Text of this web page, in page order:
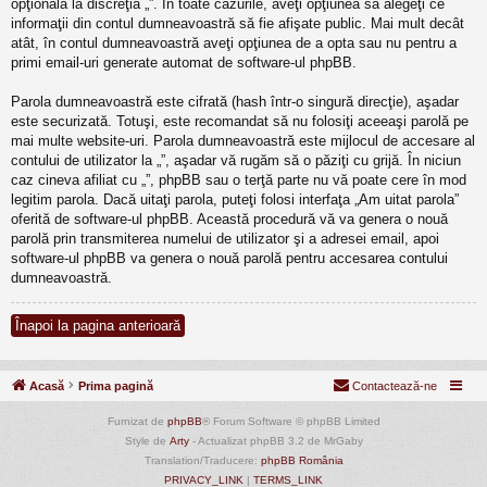
opţională la discreţia „”. În toate cazurile, aveţi opţiunea să alegeţi ce
informaţii din contul dumneavoastră să fie afişate public. Mai mult decât
atât, în contul dumneavoastră aveţi opţiunea de a opta sau nu pentru a
primi email-uri generate automat de software-ul phpBB.
Parola dumneavoastră este cifrată (hash într-o singură direcţie), aşadar
este securizată. Totuşi, este recomandat să nu folosiţi aceeaşi parolă pe
mai multe website-uri. Parola dumneavoastră este mijlocul de accesare al
contului de utilizator la „”, aşadar vă rugăm să o păziţi cu grijă. În niciun
caz cineva afiliat cu „”, phpBB sau o terţă parte nu vă poate cere în mod
legitim parola. Dacă uitaţi parola, puteţi folosi interfaţa „Am uitat parola”
oferită de software-ul phpBB. Această procedură vă va genera o nouă
parolă prin transmiterea numelui de utilizator şi a adresei email, apoi
software-ul phpBB va genera o nouă parolă pentru accesarea contului
dumneavoastră.
Înapoi la pagina anterioară
Acasă Prima pagină Contactează-ne
Furnizat de phpBB® Forum Software © phpBB Limited
Style de Arty- Actualizat phpBB 3.2 de MrGaby
Translation/Traducere: phpBB România
PRIVACY_LINK | TERMS_LINK